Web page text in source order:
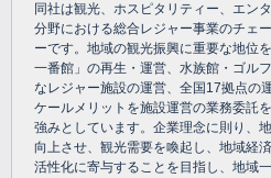
同社は観光、ホスピタリティー、エン
分野における総合レジャー事業のチェ
ーです。地域の観光振興に重要な地位
一番館」の再生・運営、水族館・ゴル
なレジャー施設の運営、全国17拠点の
ケールメリットを施設運営の業務委託
強みとしています。企業理念に則り、
向上させ、観光需要を喚起し、地域経
活性化に寄与することを目指し、地域